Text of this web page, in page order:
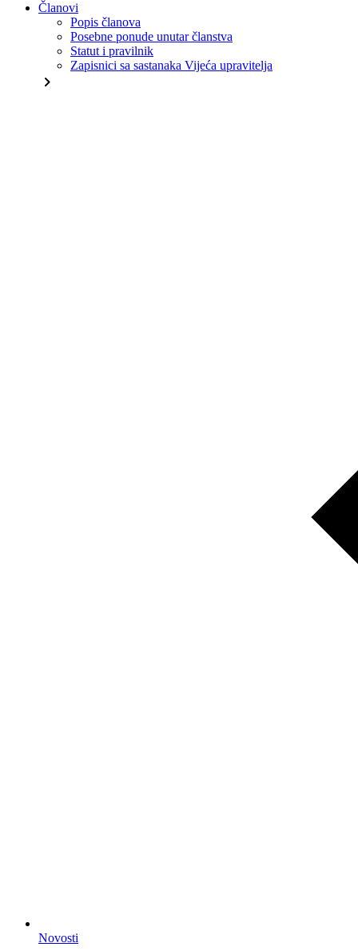
Članovi
Popis članova
Posebne ponude unutar članstva
Statut i pravilnik
Zapisnici sa sastanaka Vijeća upravitelja
chevron_right
Novosti